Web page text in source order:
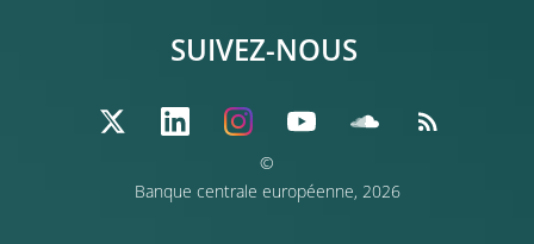
©
Banque centrale européenne, 2026
SUIVEZ-NOUS